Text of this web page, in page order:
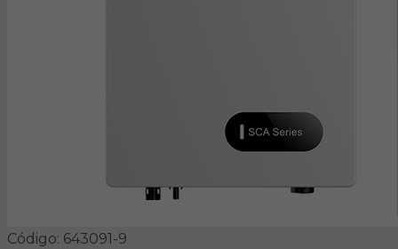
Código: 643091-9